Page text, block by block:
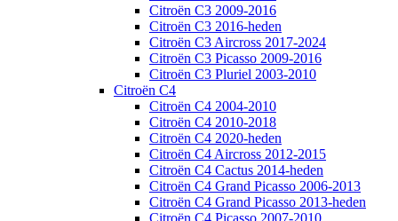
Citroën C3 2009-2016
Citroën C3 2016-heden
Citroën C3 Aircross 2017-2024
Citroën C3 Picasso 2009-2016
Citroën C3 Pluriel 2003-2010
Citroën C4
Citroën C4 2004-2010
Citroën C4 2010-2018
Citroën C4 2020-heden
Citroën C4 Aircross 2012-2015
Citroën C4 Cactus 2014-heden
Citroën C4 Grand Picasso 2006-2013
Citroën C4 Grand Picasso 2013-heden